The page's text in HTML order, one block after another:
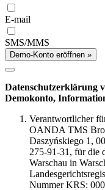
E-mail
SMS/MMS
Demo-Konto eröffnen »
Datenschutzerklärung
Demokonto,
Verantwortlicher
OANDA TMS
Daszyńskiego 1,
275-91-31, für die
Warschau in
Nummer KRS: